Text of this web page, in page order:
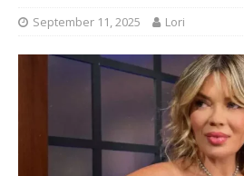
September 11, 2025 Lori